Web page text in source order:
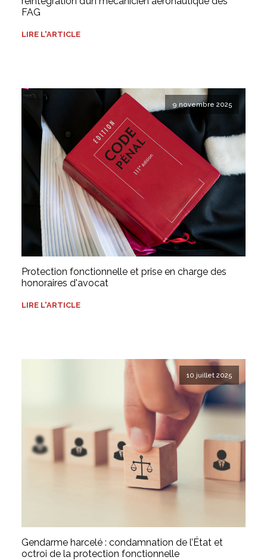
FAG
LIRE L'ARTICLE
9 novembre 2025
Protection fonctionnelle et prise en charge des
honoraires d'avocat
LIRE L'ARTICLE
10 juillet 2025
Gendarme harcelé : condamnation de l’État et
octroi de la protection fonctionnelle